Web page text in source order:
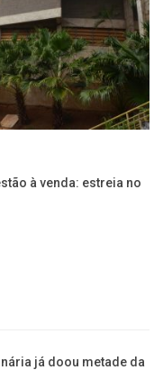
à venda: estreia no
já doou metade da